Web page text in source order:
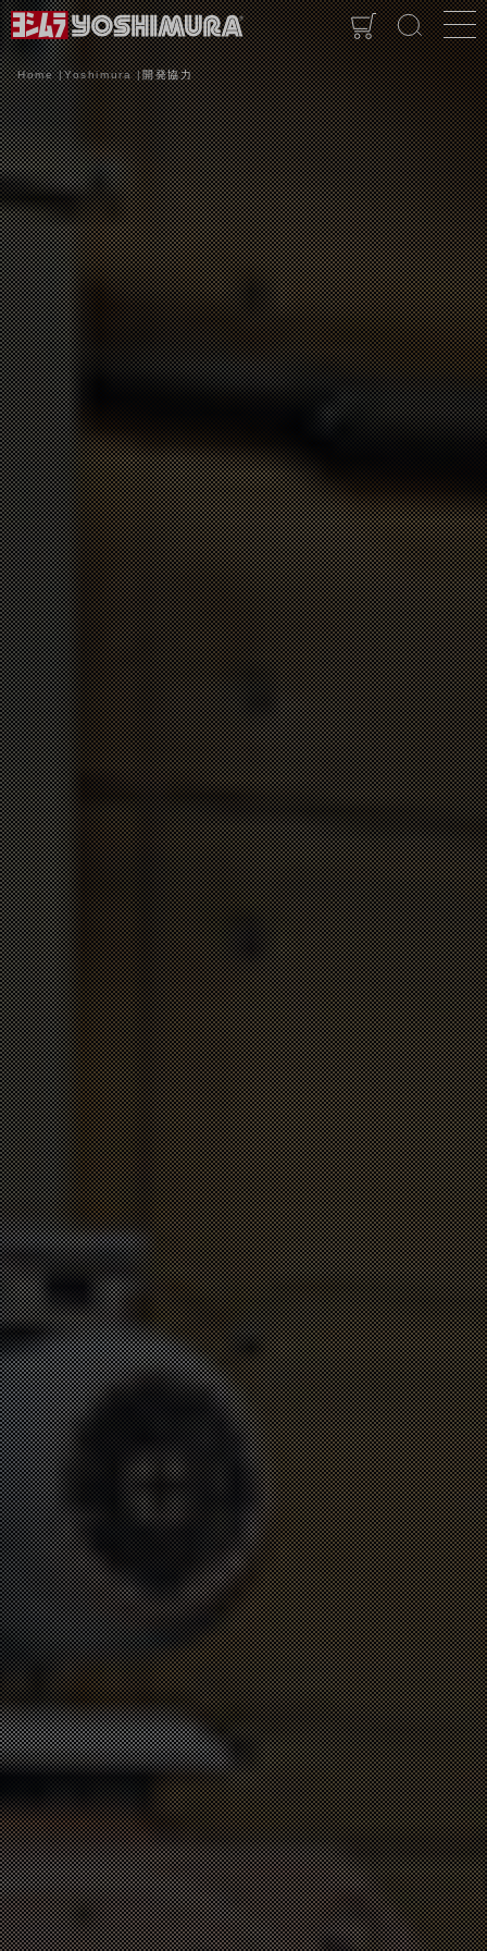
Home Yoshimura 開発協力